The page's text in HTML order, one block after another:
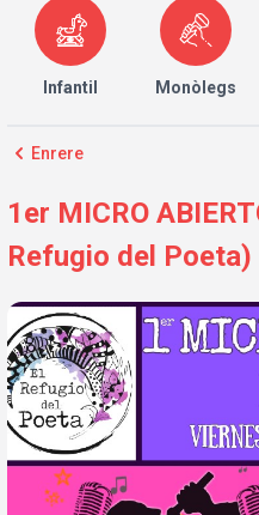
Infantil Monòlegs
Enrere
1er MICRO
Refugio del Poeta)